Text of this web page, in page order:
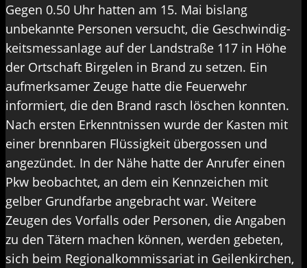
Gegen 0.50 Uhr hatten am 15. Mai bislang
unbekannte Personen versucht, die Geschwindig-
keitsmessanlage auf der Landstraße 117 in Höhe
der Ortschaft Birgelen in Brand zu setzen. Ein
aufmerksamer Zeuge hatte die Feuerwehr
informiert, die den Brand rasch löschen konnten.
Nach ersten Erkenntnissen wurde der Kasten mit
einer brennbaren Flüssigkeit übergossen und
angezündet. In der Nähe hatte der Anrufer einen
Pkw beobachtet, an dem ein Kennzeichen mit
gelber Grundfarbe angebracht war. Weitere
Zeugen des Vorfalls oder Personen, die Angaben
zu den Tätern machen können, werden gebeten,
sich beim Regionalkommissariat in Geilenkirchen,